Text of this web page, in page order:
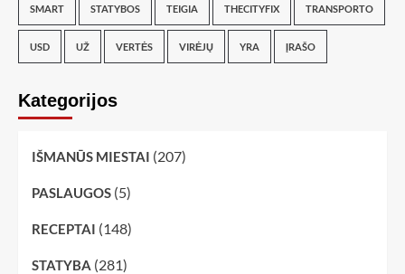
SMART STATYBOS TEIGIA THECITYFIX TRANSPORTO
USD UŽ VERTĖS VIRĖJŲ YRA ĮRAŠO
Kategorijos
IŠMANŪS MIESTAI (207)
PASLAUGOS (5)
RECEPTAI (148)
STATYBA (281)